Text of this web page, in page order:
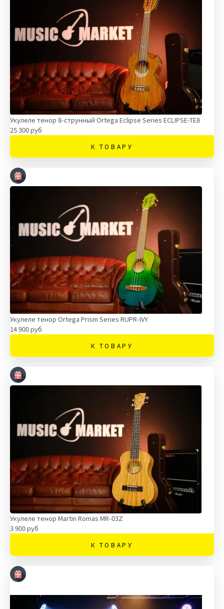
Укулеле тенор 8-струнный Ortega Eclipse Series ECLIPSE-TE8
25 300 руб
К ТОВАРУ
Укулеле тенор Ortega Prism Series RUPR-IVY
14 900 руб
К ТОВАРУ
Укулеле тенор Martin Romas MR-03Z
3 900 руб
К ТОВАРУ